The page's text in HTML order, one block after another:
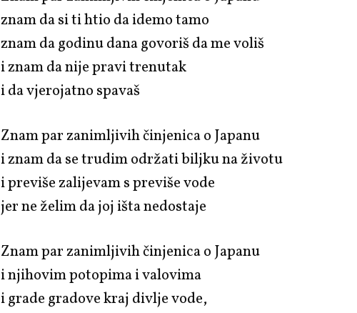
znam da si ti htio da idemo tamo
znam da godinu dana govoriš da me voliš
i znam da nije pravi trenutak
i da vjerojatno spavaš
Znam par zanimljivih činjenica o Japanu
i znam da se trudim održati biljku na životu
i previše zalijevam s previše vode
jer ne želim da joj išta nedostaje
Znam par zanimljivih činjenica o Japanu
i njihovim potopima i valovima
i grade gradove kraj divlje vode,